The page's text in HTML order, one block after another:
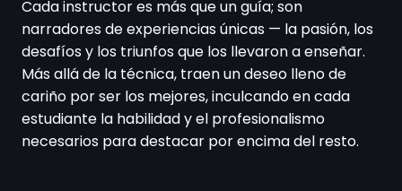
Cada instructor es más que un guía; son
narradores de experiencias únicas — la pasión, los
desafíos y los triunfos que los llevaron a enseñar.
Más allá de la técnica, traen un deseo lleno de
cariño por ser los mejores, inculcando en cada
estudiante la habilidad y el profesionalismo
necesarios para destacar por encima del resto.